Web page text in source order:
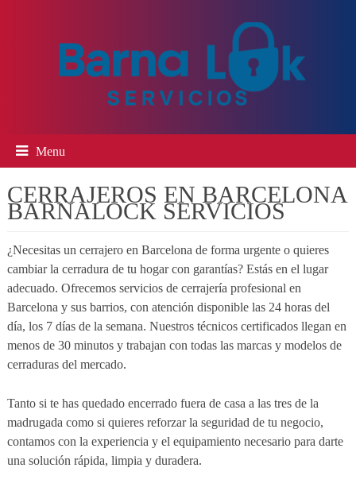
Menu
CERRAJEROS EN BARCELONA
BARNALOCK SERVICIOS
¿Necesitas un cerrajero en Barcelona de forma urgente o quieres
cambiar la cerradura de tu hogar con garantías? Estás en el lugar
adecuado. Ofrecemos servicios de cerrajería profesional en
Barcelona y sus barrios, con atención disponible las 24 horas del
día, los 7 días de la semana. Nuestros técnicos certificados llegan en
menos de 30 minutos y trabajan con todas las marcas y modelos de
cerraduras del mercado.
Tanto si te has quedado encerrado fuera de casa a las tres de la
madrugada como si quieres reforzar la seguridad de tu negocio,
contamos con la experiencia y el equipamiento necesario para darte
una solución rápida, limpia y duradera.